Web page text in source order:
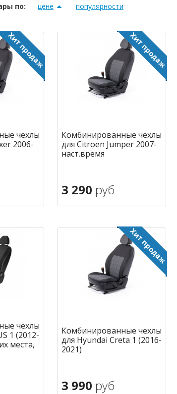
по: цене популярности
чехлы
2006-
Комбинированные чехлы
для Citroen Jumper 2007-
наст.время
3 290 руб
чехлы
1 (2012-
места,
Комбинированные чехлы
для Hyundai Creta 1 (2016-
2021)
3 990 руб